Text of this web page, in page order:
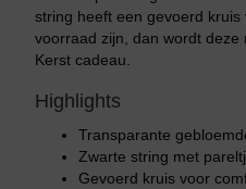
string heeft een gevoerd
voorraad zijn, dan wordt
Kerst cadeau.
Highlights
Transparante
Zwarte string met
Gevoerd kruis voor